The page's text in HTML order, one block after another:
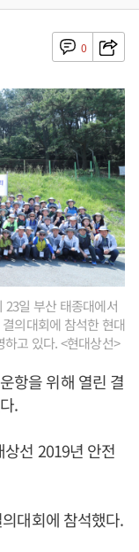
0
23일 부산 태종대에서
의대회에 참석한 현대
고 있다. <현대상선>
항을 위해 열린 결
.
상선 2019년 안전
대회에 참석했다.